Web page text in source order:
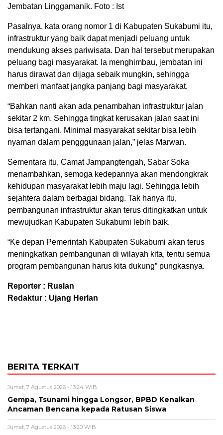
Jembatan Linggamanik. Foto : Ist
Pasalnya, kata orang nomor 1 di Kabupaten Sukabumi itu,
infrastruktur yang baik dapat menjadi peluang untuk
mendukung akses pariwisata. Dan hal tersebut merupakan
peluang bagi masyarakat. Ia menghimbau, jembatan ini
harus dirawat dan dijaga sebaik mungkin, sehingga
memberi manfaat jangka panjang bagi masyarakat.
“Bahkan nanti akan ada penambahan infrastruktur jalan
sekitar 2 km. Sehingga tingkat kerusakan jalan saat ini
bisa tertangani. Minimal masyarakat sekitar bisa lebih
nyaman dalam pengggunaan jalan,” jelas Marwan.
Sementara itu, Camat Jampangtengah, Sabar Soka
menambahkan, semoga kedepannya akan mendongkrak
kehidupan masyarakat lebih maju lagi. Sehingga lebih
sejahtera dalam berbagai bidang. Tak hanya itu,
pembangunan infrastruktur akan terus ditingkatkan untuk
mewujudkan Kabupaten Sukabumi lebih baik.
“Ke depan Pemerintah Kabupaten Sukabumi akan terus
meningkatkan pembangunan di wilayah kita, tentu semua
program pembangunan harus kita dukung” pungkasnya.
Reporter : Ruslan
Redaktur : Ujang Herlan
BERITA TERKAIT
Jumat, 7 Agustus 2026 - 13:24 WIB
Gempa, Tsunami hingga Longsor, BPBD Kenalkan
Ancaman Bencana kepada Ratusan Siswa
Jumat, 7 Agustus 2026 - 13:20 WIB